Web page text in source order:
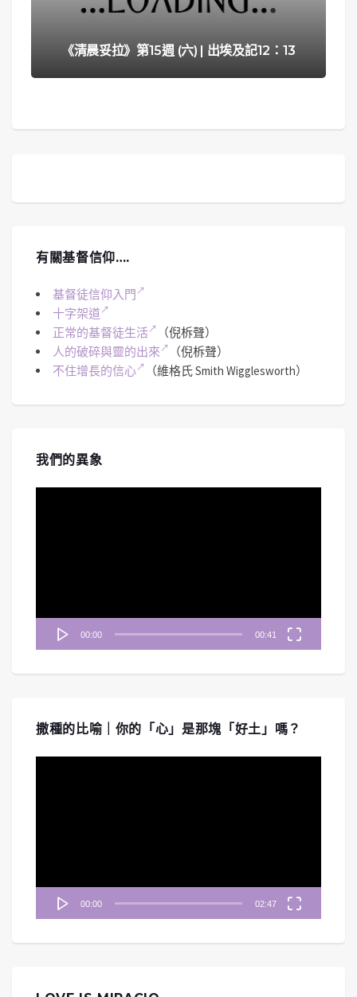
《清晨妥拉》第15週 (六) | 出埃及記12：13
有關基督信仰….
基督徒信仰入門
十字架道
正常的基督徒生活
（倪柝聲）
人的破碎與靈的出來
（倪柝聲）
不住增長的信心
（維格氏 Smith Wigglesworth）
我們的異象
00:00 00:41
撒種的比喻｜你的「心」是那塊「好土」嗎？
00:00 02:47